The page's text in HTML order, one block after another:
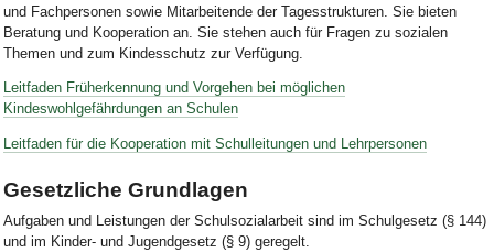
und Fachpersonen sowie Mitarbeitende der Tagesstrukturen. Sie bieten
Beratung und Kooperation an. Sie stehen auch für Fragen zu sozialen
Themen und zum Kindesschutz zur Verfügung.
Leitfaden Früherkennung und Vorgehen bei möglichen
Kindeswohlgefährdungen an Schulen
Leitfaden für die Kooperation mit Schulleitungen und Lehrpersonen
Gesetzliche Grundlagen
Aufgaben und Leistungen der Schulsozialarbeit sind im Schulgesetz (§ 144)
und im Kinder- und Jugendgesetz (§ 9) geregelt.